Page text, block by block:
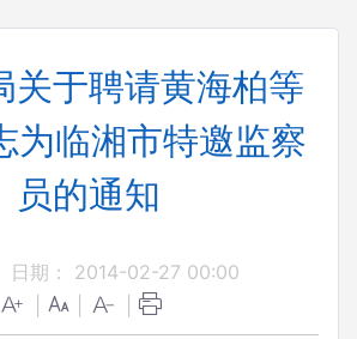
关于聘请黄海柏等
为临湘市特邀监察
员的通知
日期： 2014-02-27 00:00